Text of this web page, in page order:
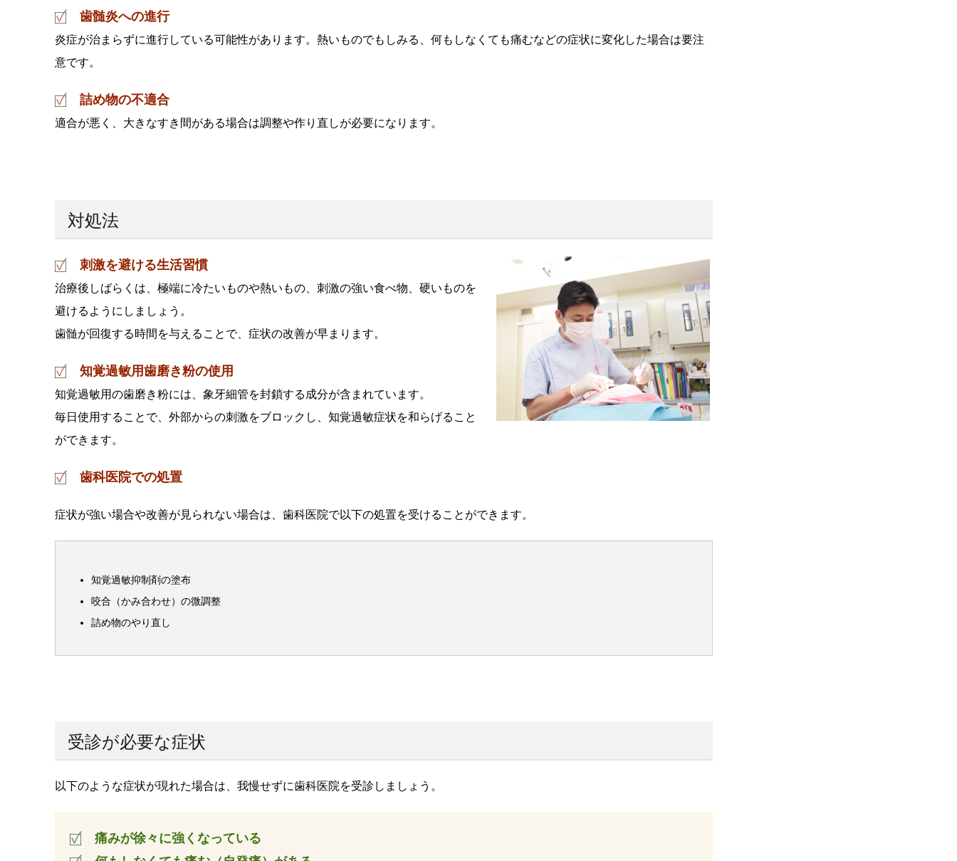
歯髄炎への進行
炎症が治まらずに進行している可能性があります。熱いものでもしみる、何もしなくても痛むなどの症状に変化した場合は要注
意です。
詰め物の不適合
適合が悪く、大きなすき間がある場合は調整や作り直しが必要になります。
対処法
刺激を避ける生活習慣
治療後しばらくは、極端に冷たいものや熱いもの、刺激の強い食べ物、硬いものを
避けるようにしましょう。
歯髄が回復する時間を与えることで、症状の改善が早まります。
知覚過敏用歯磨き粉の使用
知覚過敏用の歯磨き粉には、象牙細管を封鎖する成分が含まれています。
毎日使用することで、外部からの刺激をブロックし、知覚過敏症状を和らげること
ができます。
歯科医院での処置
症状が強い場合や改善が見られない場合は、歯科医院で以下の処置を受けることができます。
知覚過敏抑制剤の塗布
咬合（かみ合わせ）の微調整
詰め物のやり直し
受診が必要な症状
以下のような症状が現れた場合は、我慢せずに歯科医院を受診しましょう。
痛みが徐々に強くなっている